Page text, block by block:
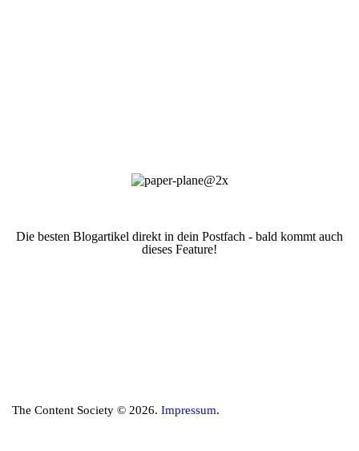
Die besten Blogartikel direkt in dein Postfach - bald kommt auch
dieses Feature!
The Content Society © 2026. Impressum.